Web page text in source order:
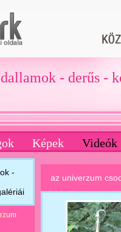
- derűs -
Képek Videók
-
az univerzum